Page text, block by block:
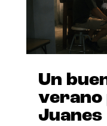
Un
verano
Juanes